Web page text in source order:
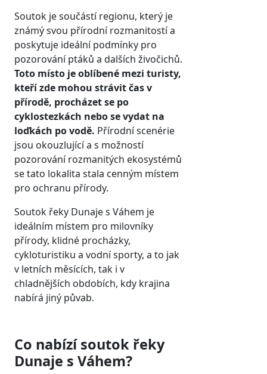
Soutok je součástí regionu, který je
známý svou přírodní rozmanitostí a
poskytuje ideální podmínky pro
pozorování ptáků a dalších živočichů.
Toto místo je oblíbené mezi turisty,
kteří zde mohou strávit čas v
přírodě, procházet se po
cyklostezkách nebo se vydat na
loďkách po vodě. Přírodní scenérie
jsou okouzlující a s možností
pozorování rozmanitých ekosystémů
se tato lokalita stala cenným místem
pro ochranu přírody.
Soutok řeky Dunaje s Váhem je
ideálním místem pro milovníky
přírody, klidné procházky,
cykloturistiku a vodní sporty, a to jak
v letních měsících, tak i v
chladnějších obdobích, kdy krajina
nabírá jiný půvab.
Co nabízí soutok řeky
Dunaje s Váhem?